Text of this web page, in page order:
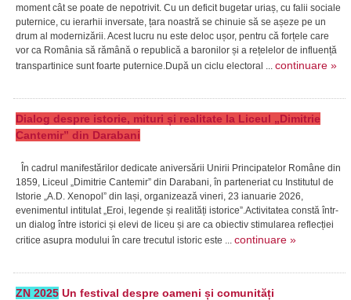
moment cât se poate de nepotrivit. Cu un deficit bugetar uriaș, cu falii sociale
puternice, cu ierarhii inversate, țara noastră se chinuie să se așeze pe un
drum al modernizării. Acest lucru nu este deloc ușor, pentru că forțele care
vor ca România să rămână o republică a baronilor și a rețelelor de influență
transpartinice sunt foarte puternice.După un ciclu electoral ... continuare »
Dialog despre istorie, mituri și realitate la Liceul „Dimitrie
Cantemir” din Darabani
În cadrul manifestărilor dedicate aniversării Unirii Principatelor Române din
1859, Liceul „Dimitrie Cantemir” din Darabani, în parteneriat cu Institutul de
Istorie „A.D. Xenopol” din Iași, organizează vineri, 23 ianuarie 2026,
evenimentul intitulat „Eroi, legende și realități istorice”.Activitatea constă într-
un dialog între istorici și elevi de liceu și are ca obiectiv stimularea reflecției
critice asupra modului în care trecutul istoric este ... continuare »
ZN 2025Un festival despre oameni și comunități